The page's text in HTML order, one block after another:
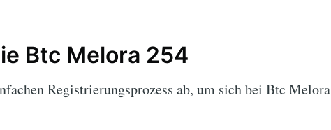
Btc Melora 254
Registrierungsprozess ab, um sich bei Btc Melora